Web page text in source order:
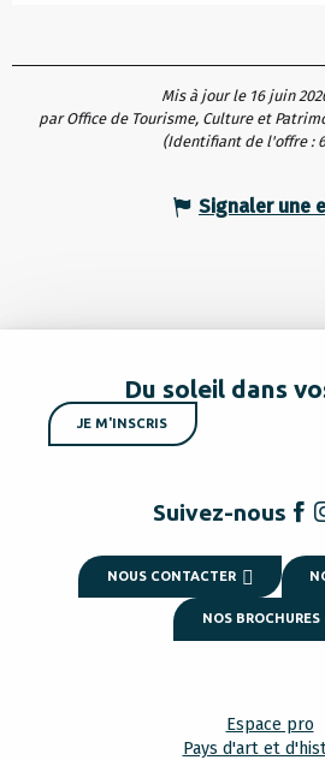
Mis à jour le 16 juin
par Office de Tourisme, Culture et
(Identifiant de l'offre :
Signaler une
Du soleil dans
JE M'INSCRIS
Suivez-nous
NOUS CONTACTER
NOS BROCHURES
Espace pro
Pays d'art et